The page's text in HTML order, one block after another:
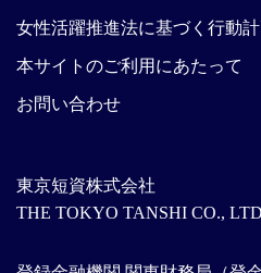
東京短資株式会社
THE TOKYO TANSHI CO.,
女性活躍推進法に基づく行動
本サイトのご利用にあたって
お問い合わせ